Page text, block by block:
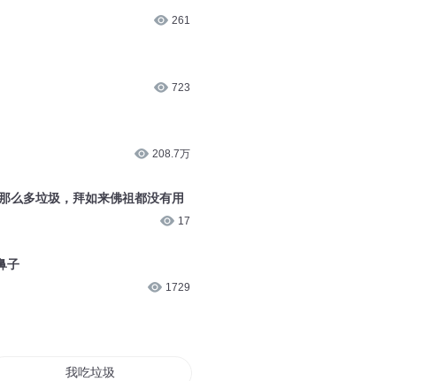
261
723
208.7万
么多垃圾，拜如来佛祖都没有用
17
子
1729
我吃垃圾